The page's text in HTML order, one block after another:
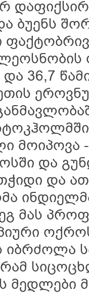
ბუენს
36,7
მოიპოვა -
და
და
მას
იბრძოლა
მედლები